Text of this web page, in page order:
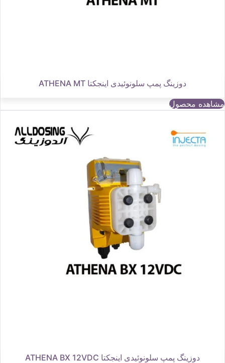
دوزینگ پمپ سلونوئیدی اینجکتا ATHENA MT
مشاهده محصول
دوزینگ پمپ سلونوئیدی اینجکتا ATHENA BX 12VDC